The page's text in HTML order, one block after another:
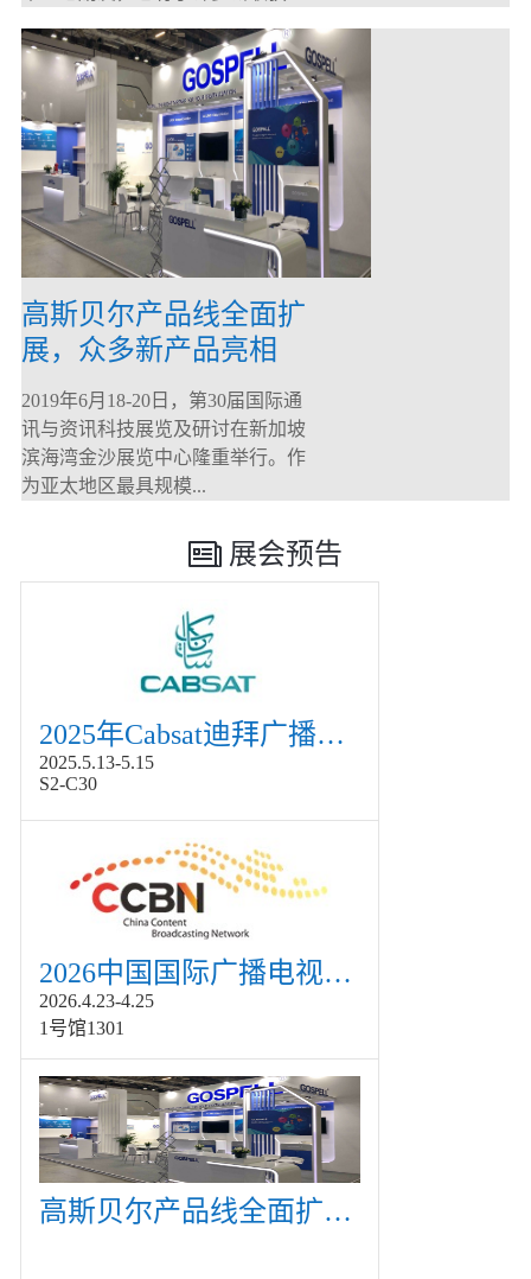
高斯贝尔产品线全面扩
展，众多新产品亮相
CommunicAsia 2019
2019年6月18-20日，第30届国际通
讯与资讯科技展览及研讨在新加坡
滨海湾金沙展览中心隆重举行。作
为亚太地区最具规模...
展会预告
2025年Cabsat迪拜广播电视展
2025.5.13-5.15
S2-C30
2026中国国际广播电视信息网络展览会展
2026.4.23-4.25
1号馆1301
高斯贝尔产品线全面扩展，众多新产品亮相CommunicAsia 2019